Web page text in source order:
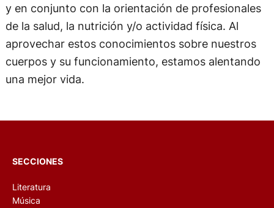
y en conjunto con la orientación de profesionales
de la salud, la nutrición y/o actividad física. Al
aprovechar estos conocimientos sobre nuestros
cuerpos y su funcionamiento, estamos alentando
una mejor vida.
SECCIONES
Literatura
Música